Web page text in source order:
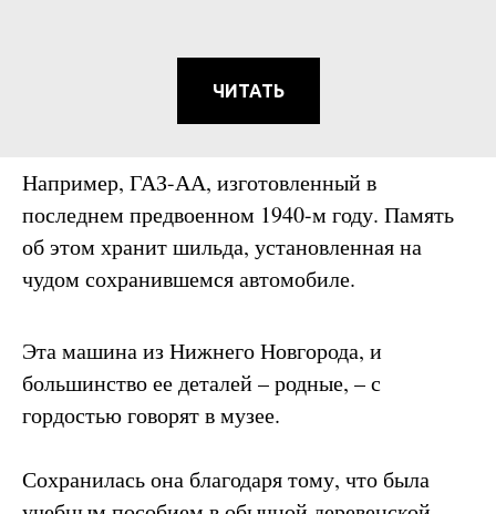
ЧИТАТЬ
Например, ГАЗ-АА, изготовленный в
последнем предвоенном 1940-м году. Память
об этом хранит шильда, установленная на
чудом сохранившемся автомобиле.
Эта машина из Нижнего Новгорода, и
большинство ее деталей – родные, – с
гордостью говорят в музее.
Сохранилась она благодаря тому, что была